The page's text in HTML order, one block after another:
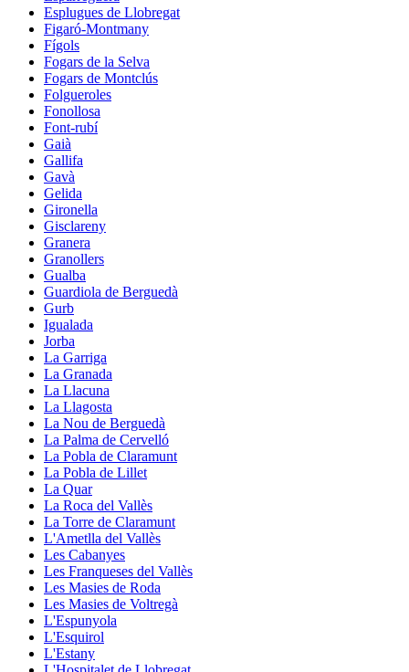
Esplugues de Llobregat
Figaró-Montmany
Fígols
Fogars de la Selva
Fogars de Montclús
Folgueroles
Fonollosa
Font-rubí
Gaià
Gallifa
Gavà
Gelida
Gironella
Gisclareny
Granera
Granollers
Gualba
Guardiola de Berguedà
Gurb
Igualada
Jorba
La Garriga
La Granada
La Llacuna
La Llagosta
La Nou de Berguedà
La Palma de Cervelló
La Pobla de Claramunt
La Pobla de Lillet
La Quar
La Roca del Vallès
La Torre de Claramunt
L'Ametlla del Vallès
Les Cabanyes
Les Franqueses del Vallès
Les Masies de Roda
Les Masies de Voltregà
L'Espunyola
L'Esquirol
L'Estany